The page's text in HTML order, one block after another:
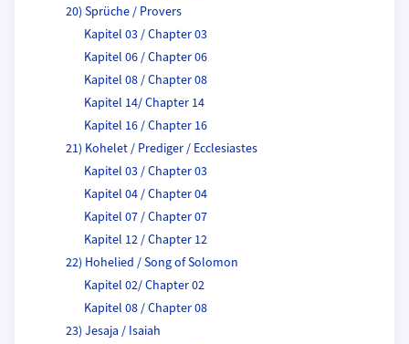
20) Sprüche / Provers
Kapitel 03 / Chapter 03
Kapitel 06 / Chapter 06
Kapitel 08 / Chapter 08
Kapitel 14/ Chapter 14
Kapitel 16 / Chapter 16
21) Kohelet / Prediger / Ecclesiastes
Kapitel 03 / Chapter 03
Kapitel 04 / Chapter 04
Kapitel 07 / Chapter 07
Kapitel 12 / Chapter 12
22) Hohelied / Song of Solomon
Kapitel 02/ Chapter 02
Kapitel 08 / Chapter 08
23) Jesaja / Isaiah